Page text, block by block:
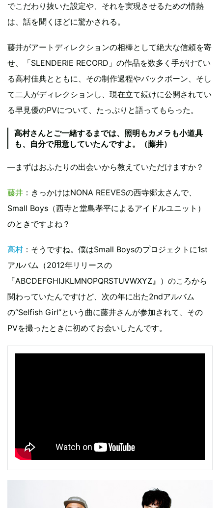
でこだわり抜いた設定や、それを実現させるための情熱
は、話を聞くほどに驚かされる。
藤井がアートディレクションの相棒として絶大な信頼を寄
せ、「SLENDERIE RECORD」の作品を数多く手がけてい
る高村佳典とともに、その制作過程やバックボーン、そし
て二人がディレクションし、現在立て続けに公開されてい
る早見優のPVについて、たっぷりと語ってもらった。
高村さんとご一緒するまでは、照明もカメラも小道具
も、自分で用意していたんですよ。（藤井）
―まずはおふたりの出会いから教えていただけますか？
藤井 ：きっかけはNONA REEVESの西寺郷太さんで、
Small Boys（西寺と堂島孝平によるアイドルユニット）
のときですよね？
高村 ：そうですね。僕はSmall Boysのプロジェクトに1st
アルバム（2012年リリースの
『ABCDEFGHIJKLMNOPQRSTUVWXYZ』）のころから
関わっていたんですけど、次の年に出た2ndアルバム
の“Selfish Girl”という曲に藤井さんが参加されて、その
PVを撮ったときに初めてお会いしたんです。